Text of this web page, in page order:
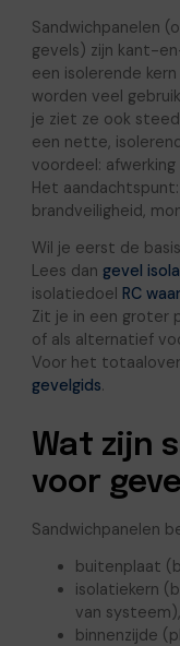
Sandwichpanelen
gevels) zijn kant-
een isolerende
worden veel
je ziet ze ook
een nette,
voordeel:
Het
brandveiligheid,
Wil je eerst de
Lees dan gevel
isolatiedoel RC
Zit je in een groter
of als alternatief
Voor het
gevelgids.
Wat zijn
voor
Sandwichpanelen
buitenplaat
isolatiekern
van systeem),
binnenzijde